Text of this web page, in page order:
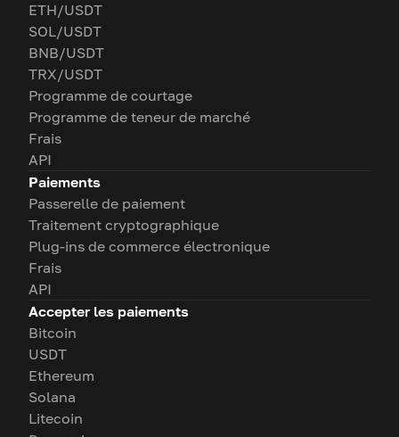
ETH/USDT
SOL/USDT
BNB/USDT
TRX/USDT
Programme de courtage
Programme de teneur de marché
Frais
API
Paiements
Passerelle de paiement
Traitement cryptographique
Plug-ins de commerce électronique
Frais
API
Accepter les paiements
Bitcoin
USDT
Ethereum
Solana
Litecoin